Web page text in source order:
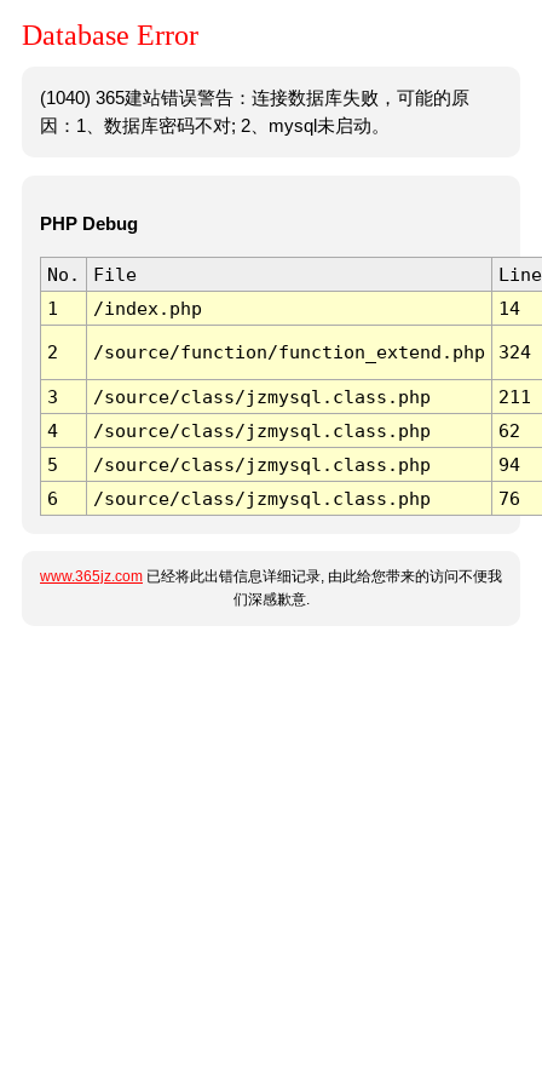
Database Error
(1040) 365建站错误警告：连接数据库失败，可能的原
因：1、数据库密码不对; 2、mysql未启动。
PHP Debug
No. File
Line
1
/index.php 14
2 /source/function/function_extend.php 324
3 /source/class/jzmysql.class.php
211
4
/source/class/jzmysql.class.php
62
5
/source/class/jzmysql.class.php
94
6
/source/class/jzmysql.class.php 76
www.365jz.com 已经将此出错信息详细记录, 由此给您带来的访问不便我
们深感歉意.